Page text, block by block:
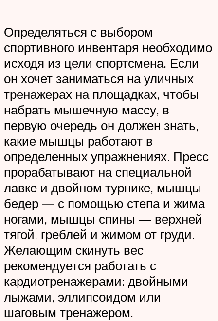
Определяться с выбором
спортивного инвентаря необходимо
исходя из цели спортсмена. Если
он хочет заниматься на уличных
тренажерах на площадках, чтобы
набрать мышечную массу, в
первую очередь он должен знать,
какие мышцы работают в
определенных упражнениях. Пресс
прорабатывают на специальной
лавке и двойном турнике, мышцы
бедер — с помощью степа и жима
ногами, мышцы спины — верхней
тягой, греблей и жимом от груди.
Желающим скинуть вес
рекомендуется работать с
кардиотренажерами: двойными
лыжами, эллипсоидом или
шаговым тренажером.